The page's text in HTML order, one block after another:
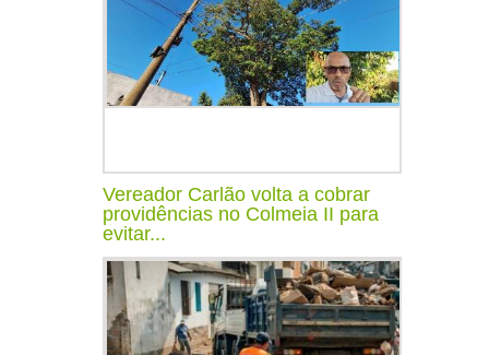
Vereador Carlão volta a cobrar
providências no Colmeia II para
evitar...